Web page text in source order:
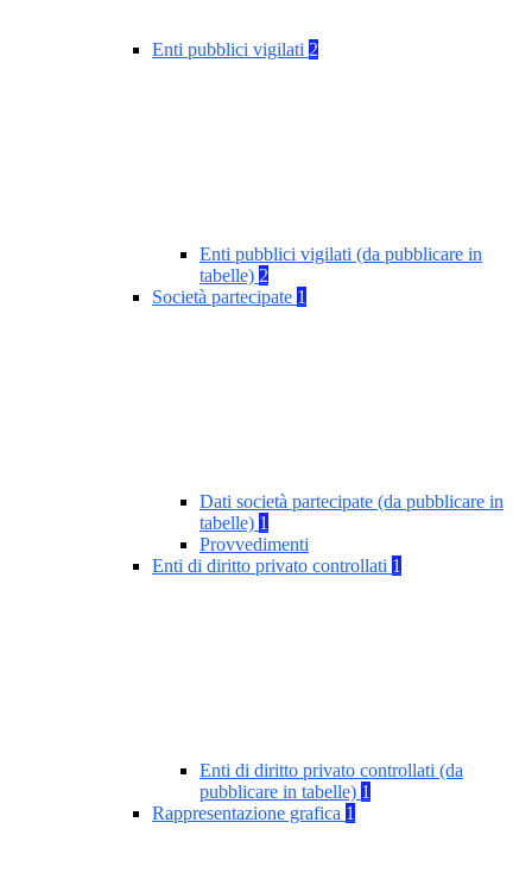
Enti pubblici vigilati 2
Enti pubblici vigilati (da pubblicare in
tabelle) 2
Società partecipate 1
Dati società partecipate (da pubblicare in
tabelle) 1
Provvedimenti
Enti di diritto privato controllati 1
Enti di diritto privato controllati (da
pubblicare in tabelle) 1
Rappresentazione grafica 1